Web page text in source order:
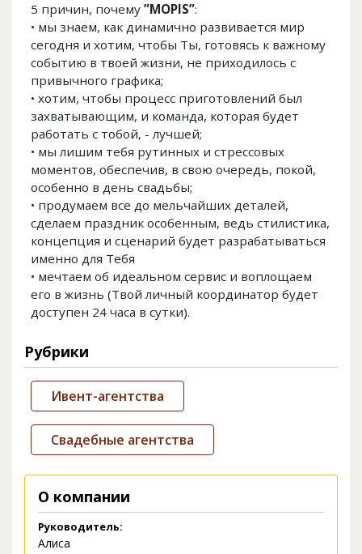
5 причин, почему ”MOPIS”:
• мы знаем, как динамично развивается мир
сегодня и хотим, чтобы Ты, готовясь к важному
событию в твоей жизни, не приходилось с
привычного графика;
• хотим, чтобы процесс приготовлений был
захватывающим, и команда, которая будет
работать с тобой, - лучшей;
• мы лишим тебя рутинных и стрессовых
моментов, обеспечив, в свою очередь, покой,
особенно в день свадьбы;
• продумаем все до мельчайших деталей,
сделаем праздник особенным, ведь стилистика,
концепция и сценарий будет разрабатываться
именно для Тебя
• мечтаем об идеальном сервис и воплощаем
его в жизнь (Твой личный координатор будет
доступен 24 часа в сутки).
Рубрики
Ивент-агентства
Свадебные агентства
О компании
Руководитель:
Алиса